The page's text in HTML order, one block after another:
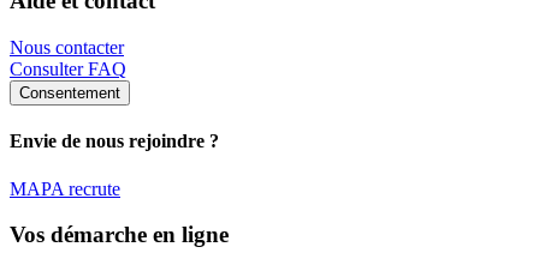
Nous contacter
Consulter FAQ
Consentement
Envie de nous rejoindre ?
MAPA recrute
Vos démarche en ligne